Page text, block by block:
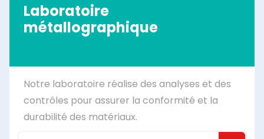
Laboratoire
métallographique
Notre laboratoire réalise des analyses et des
contrôles pour assurer la conformité et la
durabilité des matériaux.